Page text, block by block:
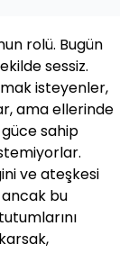
rolü. Bugün
sessiz.
isteyenler,
ama ellerinde
sahip
ve ateşkesi
bu